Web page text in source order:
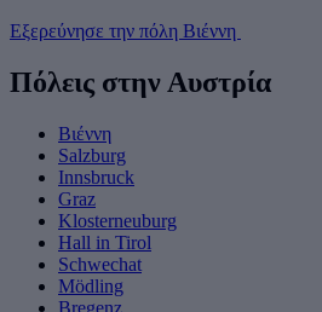
Εξερεύνησε την πόλη Βιέννη
Πόλεις στην Αυστρία
Βιέννη
Salzburg
Innsbruck
Graz
Klosterneuburg
Hall in Tirol
Schwechat
Mödling